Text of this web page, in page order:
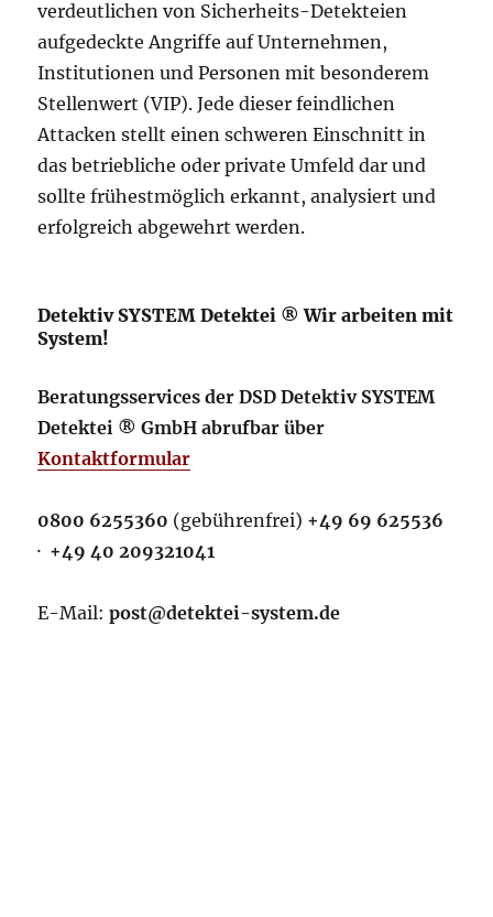
verdeutlichen von Sicherheits-Detekteien
aufgedeckte Angriffe auf Unternehmen,
Institutionen und Personen mit besonderem
Stellenwert (VIP). Jede dieser feindlichen
Attacken stellt einen schweren Einschnitt in
das betriebliche oder private Umfeld dar und
sollte frühestmöglich erkannt, analysiert und
erfolgreich abgewehrt werden.
Detektiv SYSTEM Detektei ® Wir arbeiten mit
System!
Beratungsservices der DSD Detektiv SYSTEM
Detektei ® GmbH abrufbar über
Kontaktformular
0800 6255360 (gebührenfrei) +49 69 625536
· +49 40 209321041
E-Mail:post@detektei-system.de